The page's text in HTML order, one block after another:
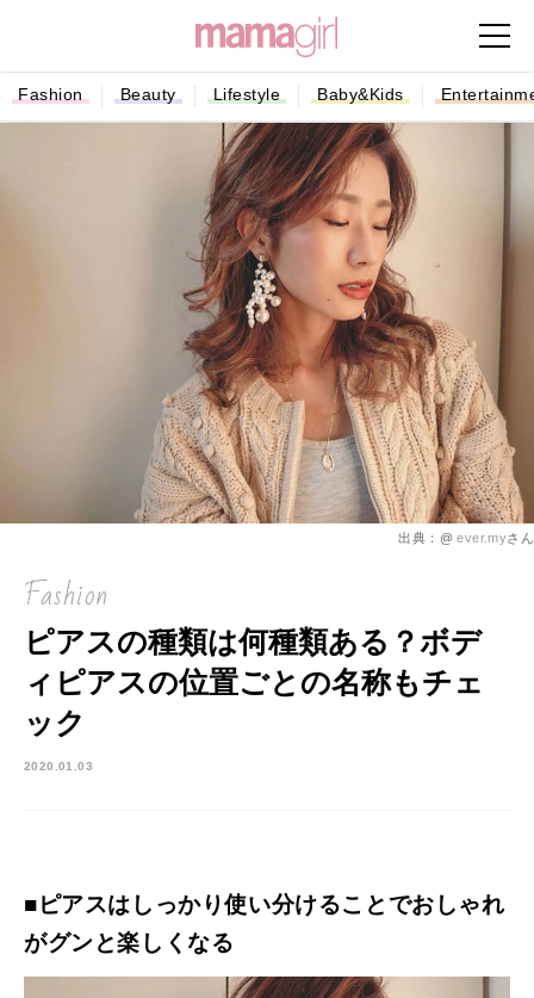
Fashion Beauty Lifestyle Baby&Kids
出典：@ever.myさん
Fashion
ピアスの種類は何種類ある？ボデ
ィピアスの位置ごとの名称もチェ
ック
2020.01.03
■ピアスはしっかり使い分けることでおしゃれ
がグンと楽しくなる